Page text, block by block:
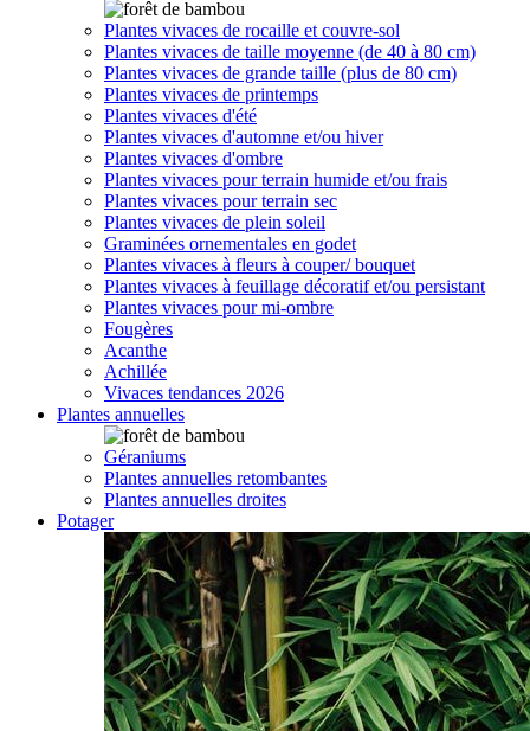
Plantes vivaces de rocaille et couvre-sol
Plantes vivaces de taille moyenne (de 40 à 80 cm)
Plantes vivaces de grande taille (plus de 80 cm)
Plantes vivaces de printemps
Plantes vivaces d'été
Plantes vivaces d'automne et/ou hiver
Plantes vivaces d'ombre
Plantes vivaces pour terrain humide et/ou frais
Plantes vivaces pour terrain sec
Plantes vivaces de plein soleil
Graminées ornementales en godet
Plantes vivaces à fleurs à couper/ bouquet
Plantes vivaces à feuillage décoratif et/ou persistant
Plantes vivaces pour mi-ombre
Fougères
Acanthe
Achillée
Vivaces tendances 2026
Plantes annuelles
Géraniums
Plantes annuelles retombantes
Plantes annuelles droites
Potager